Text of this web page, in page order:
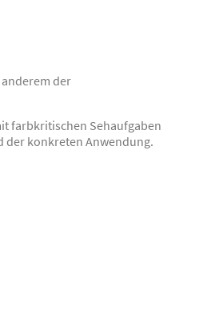
der
farbkritischen Sehaufgaben
der konkreten Anwendung.